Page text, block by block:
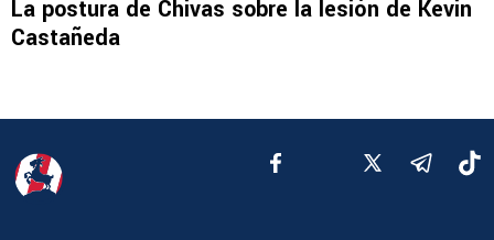
La postura de Chivas sobre la lesión de Kevin
Castañeda